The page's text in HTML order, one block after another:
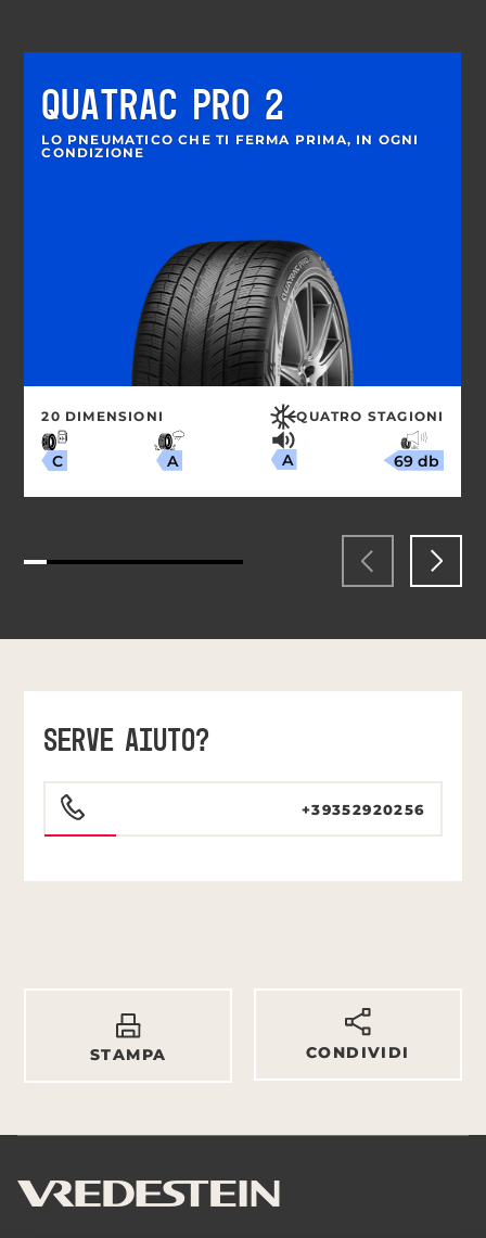
QUATRAC PRO 2
LO PNEUMATICO CHE TI FERMA PRIMA, IN OGNI
CONDIZIONE
20 DIMENSIONI QUATRO STAGIONI
C A A 69 db
SERVE AIUTO?
+39352920256
STAMPA CONDIVIDI